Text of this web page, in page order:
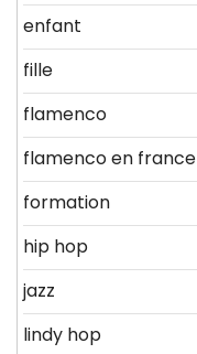
enfant
fille
flamenco
flamenco en france
formation
hip hop
jazz
lindy hop